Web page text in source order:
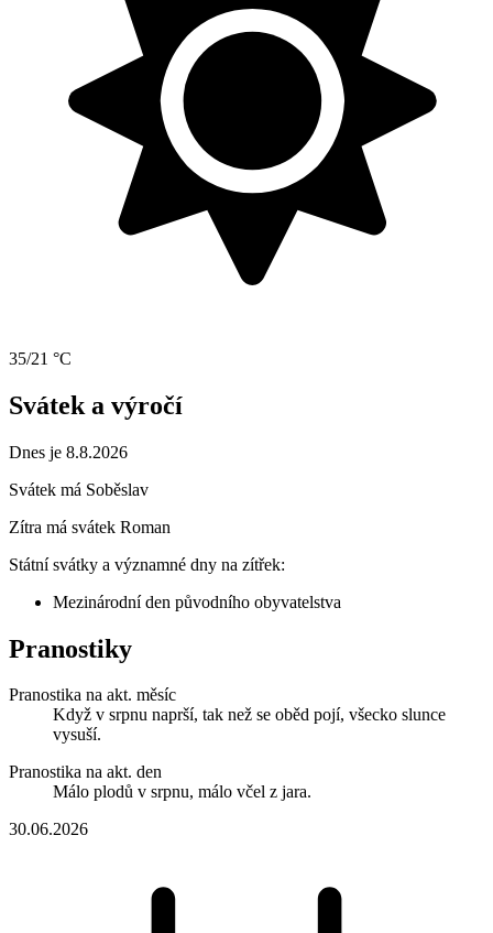
35/21 °C
Svátek a výročí
Dnes je 8.8.2026
Svátek má Soběslav
Zítra má svátek Roman
Státní svátky a významné dny na zítřek:
Mezinárodní den původního obyvatelstva
Pranostiky
Pranostika na akt. měsíc
Když v srpnu naprší, tak než se oběd pojí, všecko slunce
vysuší.
Pranostika na akt. den
Málo plodů v srpnu, málo včel z jara.
30.06.2026